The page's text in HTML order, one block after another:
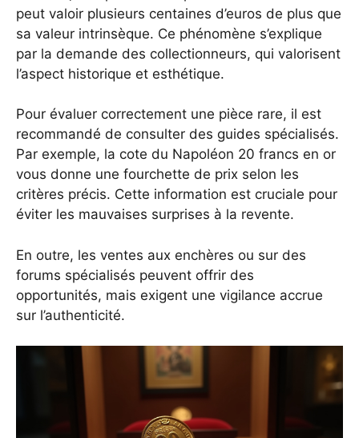
peut valoir plusieurs centaines d’euros de plus que
sa valeur intrinsèque. Ce phénomène s’explique
par la demande des collectionneurs, qui valorisent
l’aspect historique et esthétique.
Pour évaluer correctement une pièce rare, il est
recommandé de consulter des guides spécialisés.
Par exemple, la cote du Napoléon 20 francs en or
vous donne une fourchette de prix selon les
critères précis. Cette information est cruciale pour
éviter les mauvaises surprises à la revente.
En outre, les ventes aux enchères ou sur des
forums spécialisés peuvent offrir des
opportunités, mais exigent une vigilance accrue
sur l’authenticité.